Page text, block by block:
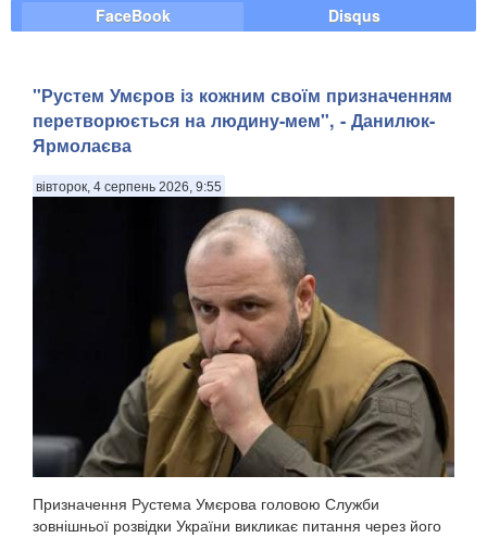
FaceBook Disqus
"Рустем Умєров із кожним своїм призначенням
перетворюється на людину-мем", - Данилюк-
Ярмолаєва
вівторок, 4 серпень 2026, 9:55
Призначення Рустема Умєрова головою Служби
зовнішньої розвідки України викликає питання через його